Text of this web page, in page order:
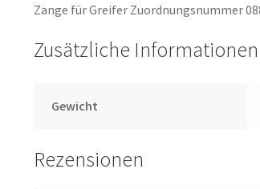
Zange für Greifer Zuordnungsnummer
Zusätzliche Informationen
Gewicht
Rezensionen